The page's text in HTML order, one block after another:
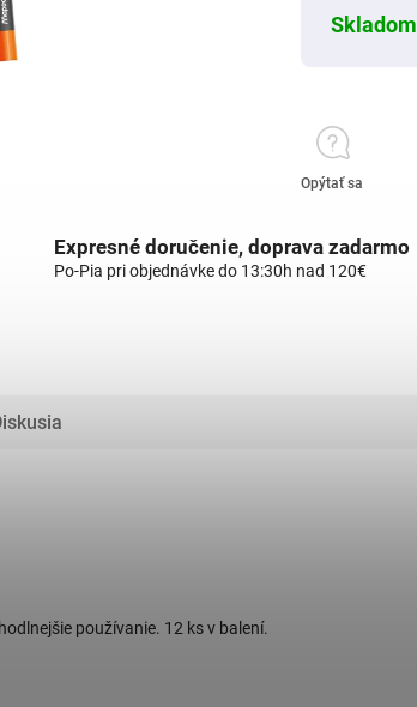
Skladom
Opýtať sa
Expresné doručenie, doprava zadarmo
Po-Pia pri objednávke do 13:30h nad 120€
používanie. 12 ks v balení.